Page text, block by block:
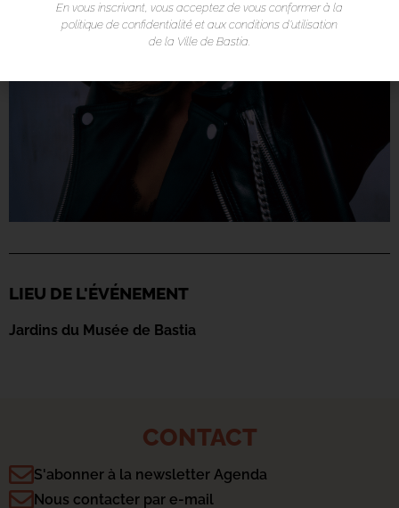
LIEU DE L'ÉVÉNEMENT
Jardins du Musée de Bastia
CONTACT
S'abonner à la newsletter Agenda
Nous contacter par e-mail
En vous inscrivant, vous acceptez de vous conformer à la
politique de confidentialité et aux conditions d’utilisation
de la Ville de Bastia.